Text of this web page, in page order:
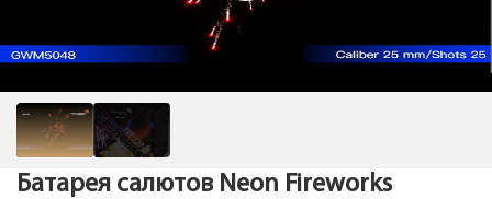
Батарея салютов Neon Fireworks